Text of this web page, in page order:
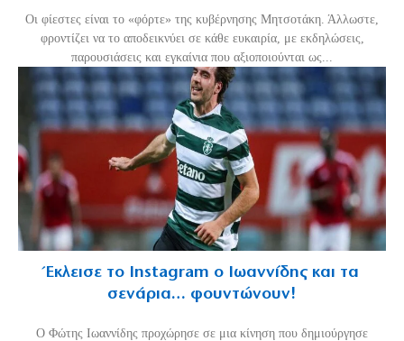
Οι φίεστες είναι το «φόρτε» της κυβέρνησης Μητσοτάκη. Άλλωστε,
φροντίζει να το αποδεικνύει σε κάθε ευκαιρία, με εκδηλώσεις,
παρουσιάσεις και εγκαίνια που αξιοποιούνται ως...
Έκλεισε το Instagram ο Ιωαννίδης και τα
σενάρια… φουντώνουν!
Ο Φώτης Ιωαννίδης προχώρησε σε μια κίνηση που δημιούργησε